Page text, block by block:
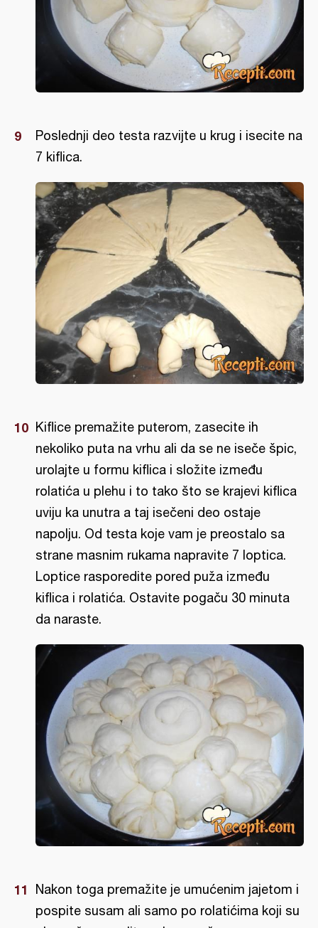
Poslednji deo testa razvijte u krug i isecite na
7 kiflica.
Kiflice premažite puterom, zasecite ih
nekoliko puta na vrhu ali da se ne iseče špic,
urolajte u formu kiflica i složite između
rolatića u plehu i to tako što se krajevi kiflica
uviju ka unutra a taj isečeni deo ostaje
napolju. Od testa koje vam je preostalo sa
strane masnim rukama napravite 7 loptica.
Loptice rasporedite pored puža između
kiflica i rolatića. Ostavite pogaču 30 minuta
da naraste.
Nakon toga premažite je umućenim jajetom i
pospite susam ali samo po rolatićima koji su